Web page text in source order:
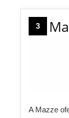
3
A Mazze